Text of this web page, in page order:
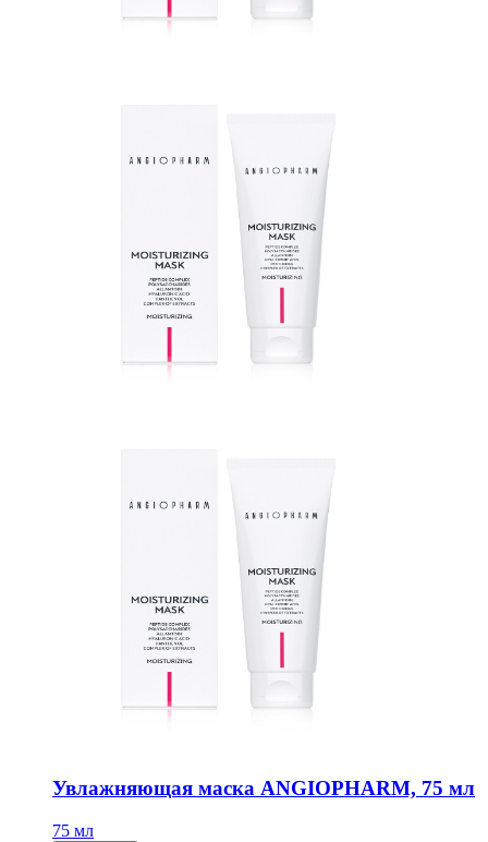
Увлажняющая маска ANGIOPHARM, 75 мл
75 мл